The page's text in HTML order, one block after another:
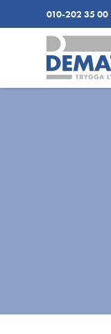
010-202 35 00